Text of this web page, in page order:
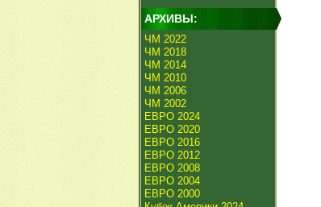
АРХИВЫ:
ЧМ 2022
ЧМ 2018
ЧМ 2014
ЧМ 2010
ЧМ 2006
ЧМ 2002
ЕВРО 2024
ЕВРО 2020
ЕВРО 2016
ЕВРО 2012
ЕВРО 2008
ЕВРО 2004
ЕВРО 2000